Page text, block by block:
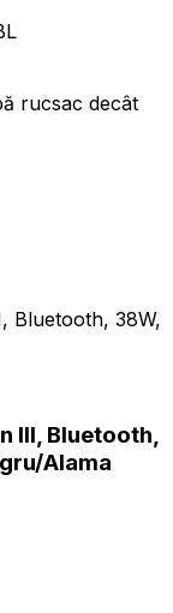
rucsac decât
III, Bluetooth,
Alama